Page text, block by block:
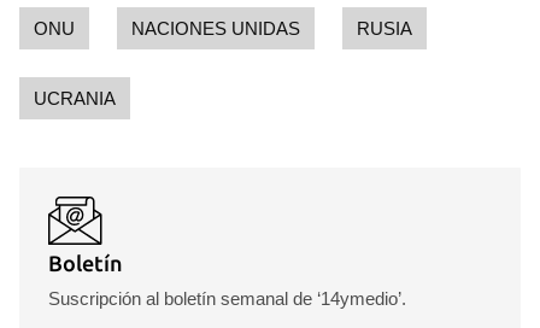
ONU NACIONES UNIDAS RUSIA
UCRANIA
Boletín
Suscripción al boletín semanal de ‘14ymedio’.